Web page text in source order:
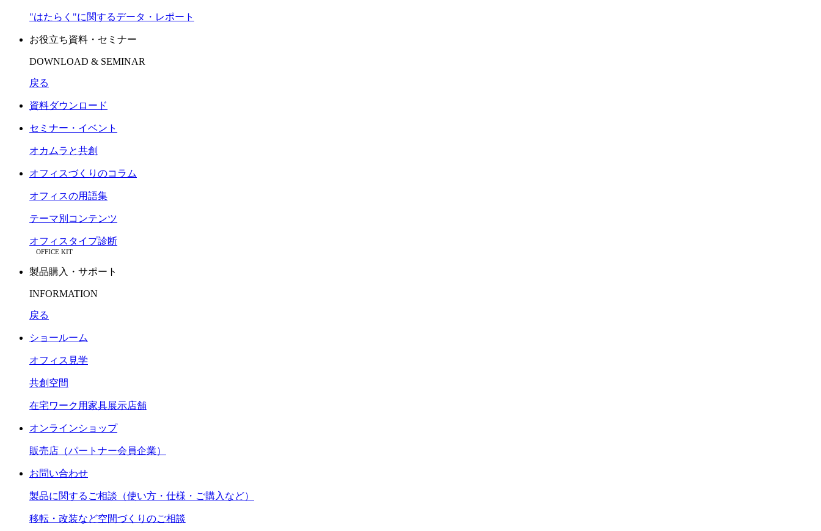
"はたらく"に関するデータ・レポート
お役立ち資料・セミナー
DOWNLOAD & SEMINAR
戻る
資料ダウンロード
セミナー・イベント
オカムラと共創
オフィスづくりのコラム
オフィスの用語集
テーマ別コンテンツ
オフィスタイプ診断
OFFICE KIT
製品購入・サポート
INFORMATION
戻る
ショールーム
オフィス見学
共創空間
在宅ワーク用家具展示店舗
オンラインショップ
販売店（パートナー会員企業）
お問い合わせ
製品に関するご相談（使い方・仕様・ご購入など）
移転・改装など空間づくりのご相談